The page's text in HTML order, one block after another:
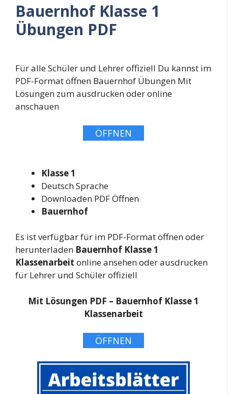
Bauernhof Klasse 1
Übungen PDF
Für alle Schüler und Lehrer offiziell Du kannst im
PDF-Format öffnen Bauernhof Übungen Mit
Lösungen zum ausdrucken oder online
anschauen
ÖFFNEN
Klasse 1
Deutsch Sprache
Downloaden PDF Öffnen
Bauernhof
Es ist verfügbar für im PDF-Format öffnen oder
herunterladen Bauernhof Klasse 1
Klassenarbeit online ansehen oder ausdrucken
für Lehrer und Schüler offiziell
Mit Lösungen PDF – Bauernhof Klasse 1
Klassenarbeit
ÖFFNEN